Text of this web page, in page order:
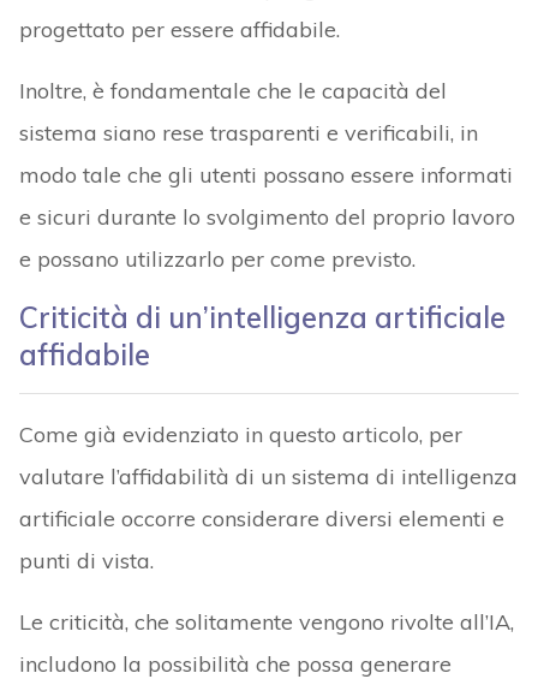
progettato per essere affidabile.
Inoltre, è fondamentale che le capacità del
sistema siano rese trasparenti e verificabili, in
modo tale che gli utenti possano essere informati
e sicuri durante lo svolgimento del proprio lavoro
e possano utilizzarlo per come previsto.
Criticità di un’intelligenza artificiale
affidabile
Come già evidenziato in questo articolo, per
valutare l’affidabilità di un sistema di intelligenza
artificiale occorre considerare diversi elementi e
punti di vista.
Le criticità, che solitamente vengono rivolte all’IA,
includono la possibilità che possa generare